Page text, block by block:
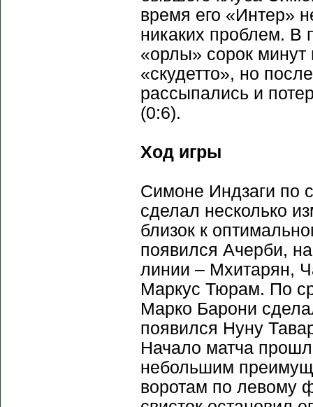
время его «Интер»
никаких проблем. В
«орлы» сорок
«скудетто», но
рассыпались и
(0:6).
Ход игры
Симоне Индзаги по
сделал несколько
близок к
появился Ачерби,
линии – Мхитарян,
Маркус Тюрам. По
Марко Барони
появился Нуну
Начало матча
небольшим
воротам по левому